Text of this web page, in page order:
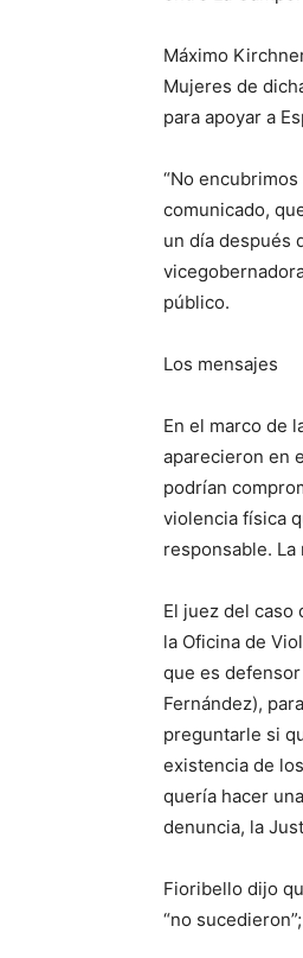
Máximo
Mujeres de
para apoyar a
“No
comunicado,
un día después
público.
Los mensajes
En el marco de
aparecieron en
podrían
violencia física
responsable.
El juez del caso
la Oficina de
que es
Fernández),
preguntarle si
existencia de
quería hacer
denuncia, la
Fioribello dijo
“no